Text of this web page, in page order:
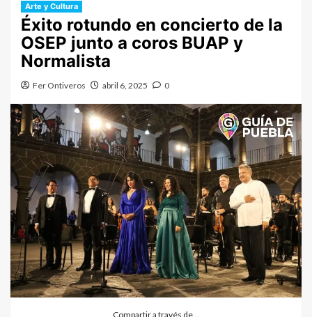
Arte y Cultura
Éxito rotundo en concierto de la
OSEP junto a coros BUAP y
Normalista
Fer Ontiveros abril 6, 2025 0
Compartir a través de…